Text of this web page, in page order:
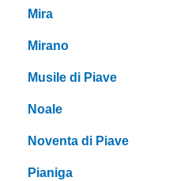
Mira
Mirano
Musile di Piave
Noale
Noventa di Piave
Pianiga